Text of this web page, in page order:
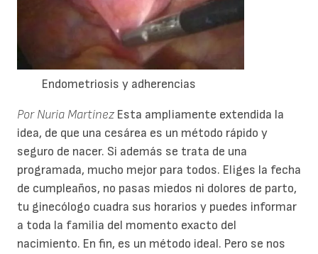
Endometriosis y adherencias
Por Nuria Martínez Esta ampliamente extendida la
idea, de que una cesárea es un método rápido y
seguro de nacer. Si además se trata de una
programada, mucho mejor para todos. Eliges la fecha
de cumpleaños, no pasas miedos ni dolores de parto,
tu ginecólogo cuadra sus horarios y puedes informar
a toda la familia del momento exacto del
nacimiento. En fin, es un método ideal. Pero se nos